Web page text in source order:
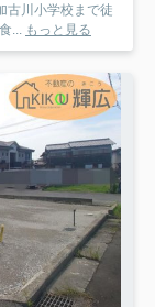
古川小学校まで徒
...
もっと見る